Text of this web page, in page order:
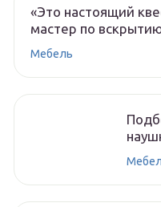
«Это настоящий
мастер по
Мебель